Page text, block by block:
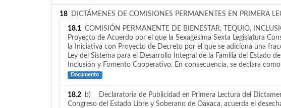
18 DICTÁMENES DE COMISIONES PERMANENTES EN PRIMERA
18.1 COMISIÓN PERMANENTE DE BIENESTAR, TEQUIO,
Proyecto de Acuerdo por el que la Sexagésima Sexta Legislatura
la Iniciativa con Proyecto de Decreto por el que se adiciona una
Ley del Sistema para el Desarrollo Integral de la Familia del Estado
Inclusión y Fomento Cooperativo. En consecuencia, se declara
Documento
18.2
b) Declaratoria de Publicidad en Primera Lectura del
Congreso del Estado Libre y Soberano de Oaxaca, acuerda el